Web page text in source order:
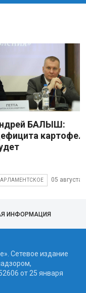
БАЛЫШ:
05 августа
ИНФОРМАЦИЯ
Сетевое издание
от 25 января